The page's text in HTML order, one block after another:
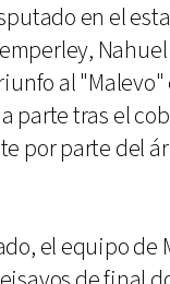
en el
al
parte tras el
por parte del
el equipo de